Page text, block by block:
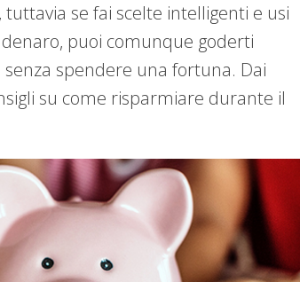
se fai scelte intelligenti e usi
puoi comunque goderti
spendere una fortuna. Dai
su come risparmiare durante il